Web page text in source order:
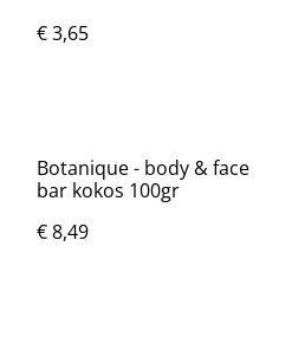
€ 3,65
Botanique - body & face
bar kokos 100gr
€ 8,49